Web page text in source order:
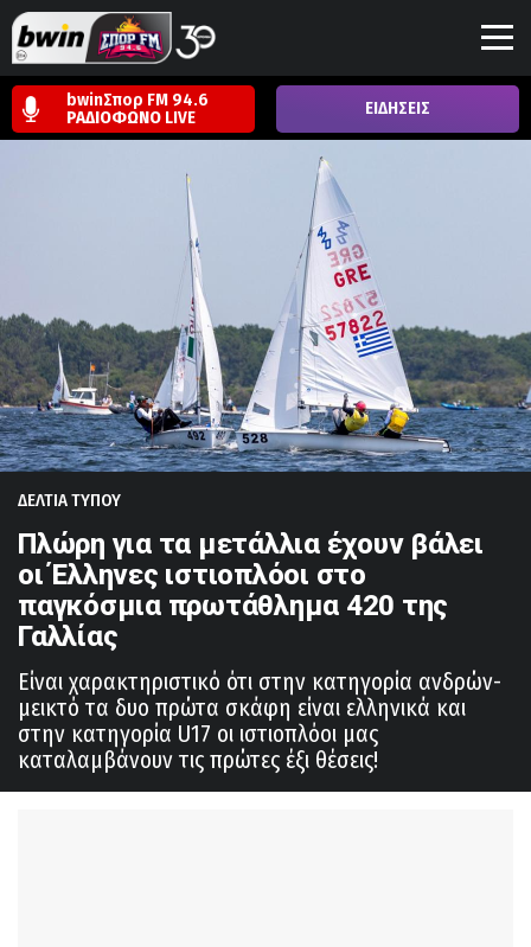
bwinΣπορ FM 94.6
ΡΑΔΙΟΦΩΝΟ LIVE ΕΙΔΗΣΕΙΣ
ΔΕΛΤΙΑ ΤΥΠΟΥ
Πλώρη για τα μετάλλια έχουν βάλει
οι Έλληνες ιστιοπλόοι στο
παγκόσμια πρωτάθλημα 420 της
Γαλλίας
Είναι χαρακτηριστικό ότι στην κατηγορία ανδρών-
μεικτό τα δυο πρώτα σκάφη είναι ελληνικά και
στην κατηγορία U17 οι ιστιοπλόοι μας
καταλαμβάνουν τις πρώτες έξι θέσεις!